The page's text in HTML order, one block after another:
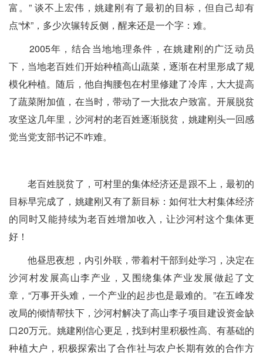
富。” 谈不上宏伟，姚建刚有了最初的目标，但自己却有
点“怵”，多少次辗转反侧，醒来还是一个字：难。
2005年，结合当地地理条件，在姚建刚的广泛动员
下，当地老百姓们开始种植高山蔬菜，逐渐在村里形成了规
模化种植。随后，他自掏腰包在村里修建了冷库，大大提高
了蔬菜附加值，在当时，带动了一大批农户致富。开展脱贫
攻坚这几年里，沙河村的老百姓逐渐脱贫，姚建刚头一回感
觉当党支部书记不咋难。
老百姓脱贫了，可村里的集体经济还是跟不上，最初的
目标早完成了，姚建刚又有了新目标：如何壮大村集体经济
的同时又能持续为老百姓增加收入，让沙河村这个集体更
好！
他昼思夜想，内引外联，带着村干部到处学习，决定在
沙河村发展高山李产业，又围绕集体产业发展做起了文
章，“万事开头难，一个产业的起步也是最难的。”在五峰发
改局的倾情帮扶下，沙河村解决了高山李子项目建设资金缺
口20万元。姚建刚信心更足，找到村里积极性高、有基础的
种植大户，积极探索出了合作社与农户长期有效的合作方